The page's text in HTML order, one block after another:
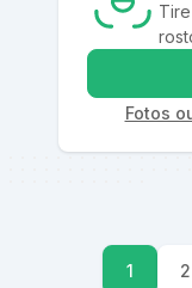
Fotos
1 2